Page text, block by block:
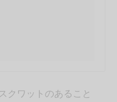
クワットのあること